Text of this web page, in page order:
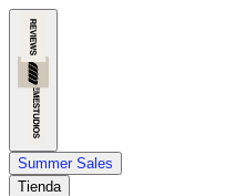
Summer Sales
Tienda